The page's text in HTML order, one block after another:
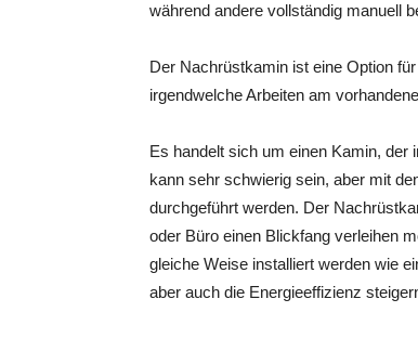
während andere vollständig manuell
Der Nachrüstkamin ist eine Option
irgendwelche Arbeiten am
Es handelt sich um einen Kamin, der
kann sehr schwierig sein, aber mit
durchgeführt werden. Der
oder Büro einen Blickfang verleihen
gleiche Weise installiert werden wie
aber auch die Energieeffizienz